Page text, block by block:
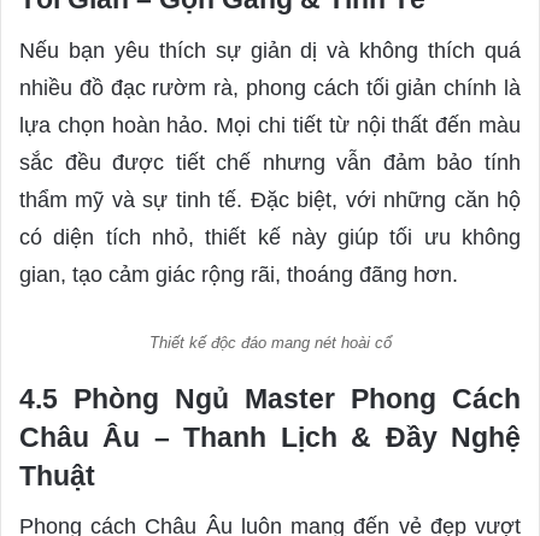
Nếu bạn yêu thích sự giản dị và không thích quá
nhiều đồ đạc rườm rà, phong cách tối giản chính là
lựa chọn hoàn hảo. Mọi chi tiết từ nội thất đến màu
sắc đều được tiết chế nhưng vẫn đảm bảo tính
thẩm mỹ và sự tinh tế. Đặc biệt, với những căn hộ
có diện tích nhỏ, thiết kế này giúp tối ưu không
gian, tạo cảm giác rộng rãi, thoáng đãng hơn.
Thiết kế độc đáo mang nét hoài cổ
4.5 Phòng Ngủ Master Phong Cách
Châu Âu – Thanh Lịch & Đầy Nghệ
Thuật
Phong cách Châu Âu luôn mang đến vẻ đẹp vượt